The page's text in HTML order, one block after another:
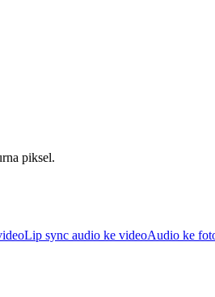
piksel.
Lip sync audio ke videoAudio ke